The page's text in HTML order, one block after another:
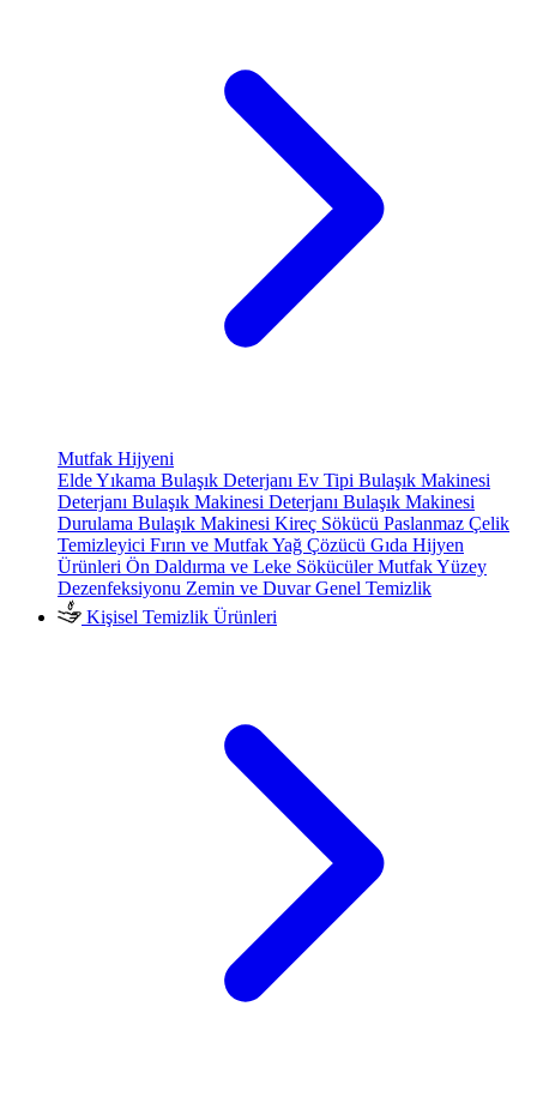
Mutfak Hijyeni
Elde Yıkama Bulaşık Deterjanı Ev Tipi Bulaşık Makinesi
Deterjanı Bulaşık Makinesi Deterjanı Bulaşık Makinesi
Durulama Bulaşık Makinesi Kireç Sökücü Paslanmaz Çelik
Temizleyici Fırın ve Mutfak Yağ Çözücü Gıda Hijyen
Ürünleri Ön Daldırma ve Leke SökücülerMutfak Yüzey
Dezenfeksiyonu Zemin ve Duvar Genel Temizlik
Kişisel Temizlik Ürünleri